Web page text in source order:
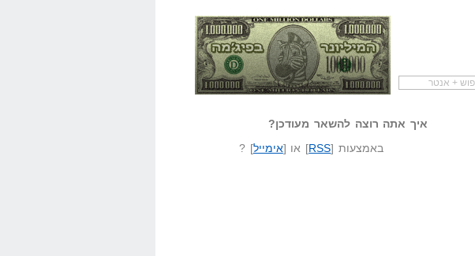
שאל שאלה המיליונר בפיג'מה שיווק שותפיםאיך אתה רוצה להשאר מעודכן?
באמצעות [RSS] או [אימייל] ?